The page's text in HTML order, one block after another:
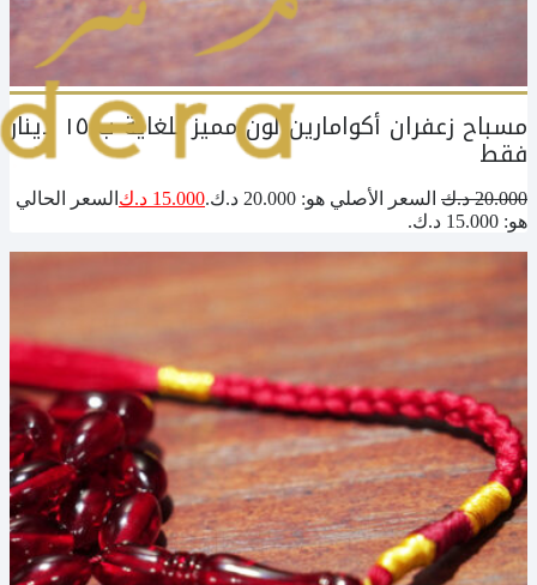
مسباح زعفران أكوامارين لون مميز للغاية ب ١٥ دينار
فقط
20.000 د.ك السعر الأصلي هو: 20.000 د.ك. 15.000 د.ك السعر الحالي
هو: 15.000 د.ك.